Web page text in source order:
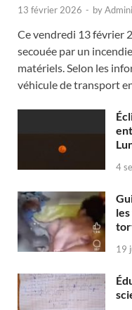
13 février 2026 - by
Ce vendredi 13 février
secouée par un
matériels. Selon les
véhicule de transport
4
19